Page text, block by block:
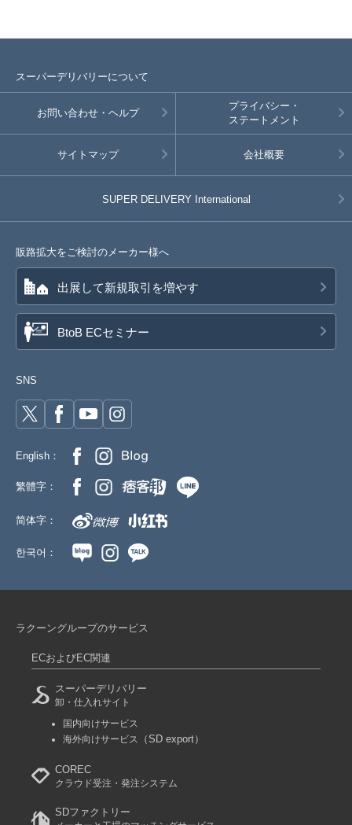
スーパーデリバリーについて
お問い合わせ・ヘルプ
プライバシー・
ステートメント
サイトマップ 会社概要
SUPER DELIVERY International
販路拡大をご検討のメーカー様へ
出展して新規取引を増やす
BtoB ECセミナー
SNS
English：
繁體字：
简体字：
한국어：
ラクーングループのサービス
ECおよびEC関連
スーパーデリバリー
卸・仕入れサイト
国内向けサービス
海外向けサービス
（SD export）
COREC
クラウド受注・発注システム
SDファクトリー